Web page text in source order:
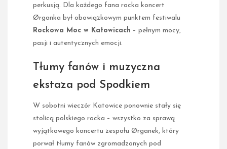
perkusją. Dla każdego fana rocka koncert
Ørganka był obowiązkowym punktem festiwalu
Rockowa Moc w Katowicach – pełnym mocy,
pasji i autentycznych emocji.
Tłumy fanów i muzyczna
ekstaza pod Spodkiem
W sobotni wieczór Katowice ponownie stały się
stolicą polskiego rocka – wszystko za sprawą
wyjątkowego koncertu zespołu Ørganek, który
porwał tłumy fanów zgromadzonych pod